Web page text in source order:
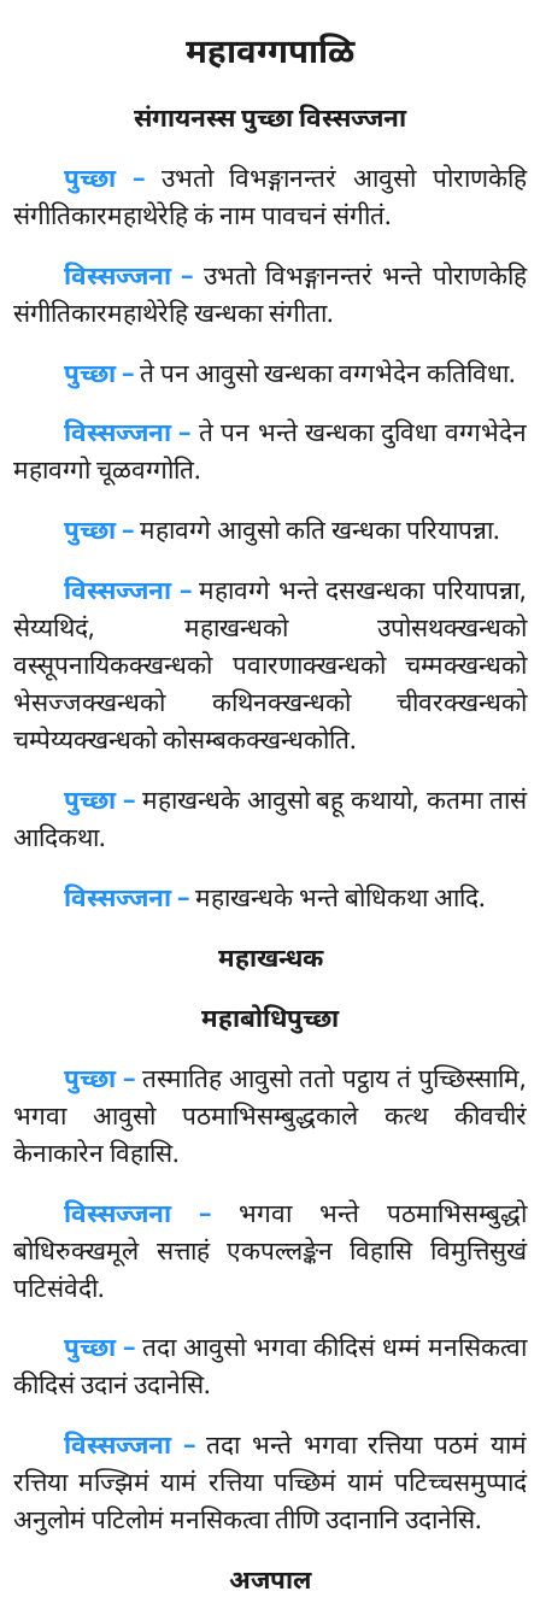
महावग्गपाळि
संगायनस्स पुच्छा विस्सज्जना
पुच्छा –उभतोविभङ्गानन्तरं आवुसो पोराणकेहि
संगीतिकारमहाथेरेहि कं नाम पावचनं संगीतं.
विस्सज्जना – उभतो विभङ्गानन्तरं भन्ते पोराणकेहि
संगीतिकारमहाथेरेहि खन्धका संगीता.
पुच्छा –ते पन आवुसो खन्धका वग्गभेदेन कतिविधा.
विस्सज्जना – तेपन भन्ते खन्धका दुविधा वग्गभेदेन
महावग्गो चूळवग्गोति.
पुच्छा –महावग्गे आवुसो कति खन्धका परियापन्ना.
विस्सज्जना –महावग्गे भन्ते दसखन्धका परियापन्ना,
सेय्यथिदं, महाखन्धको उपोसथक्खन्धको
वस्सूपनायिकक्खन्धको पवारणाक्खन्धको चम्मक्खन्धको
भेसज्जक्खन्धको कथिनक्खन्धको चीवरक्खन्धको
चम्पेय्यक्खन्धको कोसम्बकक्खन्धकोति.
पुच्छा –महाखन्धके आवुसो बहू कथायो, कतमा तासं
आदिकथा.
विस्सज्जना –महाखन्धके भन्ते बोधिकथा आदि.
महाखन्धक
महाबोधिपुच्छा
पुच्छा – तस्मातिहआवुसो ततो पट्ठाय तं पुच्छिस्सामि,
भगवा आवुसो पठमाभिसम्बुद्धकाले कत्थ कीवचीरं
केनाकारेन विहासि.
विस्सज्जना –भगवा भन्ते पठमाभिसम्बुद्धो
बोधिरुक्खमूले सत्ताहं एकपल्लङ्केन विहासि विमुत्तिसुखं
पटिसंवेदी.
पुच्छा – तदा आवुसो भगवा कीदिसं धम्मं मनसिकत्वा
कीदिसं उदानं उदानेसि.
विस्सज्जना –तदा भन्ते भगवा रत्तिया पठमं यामं
रत्तिया मज्झिमं यामं रत्तिया पच्छिमं यामं पटिच्चसमुप्पादं
अनुलोमं पटिलोमं मनसिकत्वा तीणि उदानानि उदानेसि.
अजपाल